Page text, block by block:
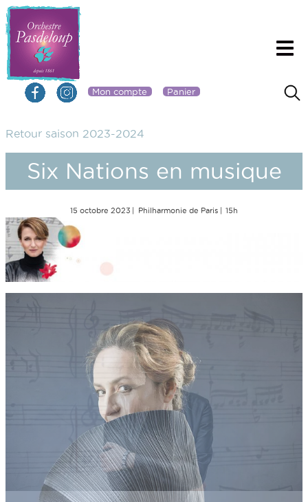
Mon compte Panier
Retour saison 2023-2024
Six Nations en musique
15 octobre 2023 Philharmonie de Paris 15h